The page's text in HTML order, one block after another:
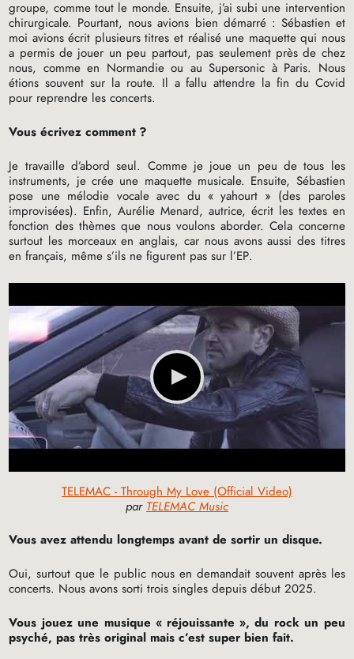
groupe, comme tout le monde. Ensuite, j’ai subi une intervention
chirurgicale. Pourtant, nous avions bien démarré : Sébastien et
moi avions écrit plusieurs titres et réalisé une maquette qui nous
a permis de jouer un peu partout, pas seulement près de chez
nous, comme en Normandie ou au Supersonic à Paris. Nous
étions souvent sur la route. Il a fallu attendre la fin du Covid
pour reprendre les concerts.
Vous écrivez comment ?
Je travaille d’abord seul. Comme je joue un peu de tous les
instruments, je crée une maquette musicale. Ensuite, Sébastien
pose une mélodie vocale avec du « yahourt » (des paroles
improvisées). Enfin, Aurélie Menard, autrice, écrit les textes en
fonction des thèmes que nous voulons aborder. Cela concerne
surtout les morceaux en anglais, car nous avons aussi des titres
en français, même s’ils ne figurent pas sur l’EP.
TELEMAC - Through My Love (Official Video)
par TELEMAC Music
Vous avez attendu longtemps avant de sortir un disque.
Oui, surtout que le public nous en demandait souvent après les
concerts. Nous avons sorti trois singles depuis début 2025.
Vous jouez une musique « réjouissante », du rock un peu
psyché, pas très original mais c’est super bien fait.